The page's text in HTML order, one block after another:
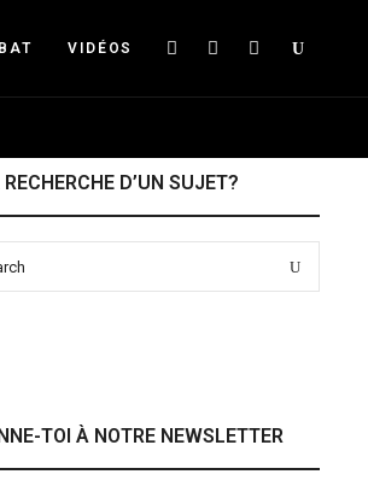
VIDÉOS
D’UN SUJET?
Search
TOI À NOTRE NEWSLETTER